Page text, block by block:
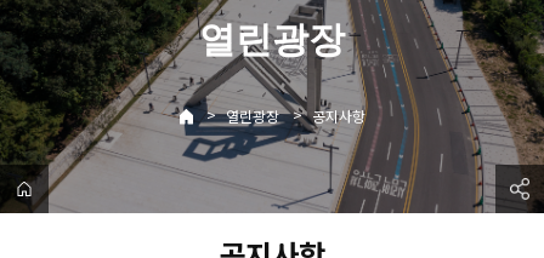
열린광장
> 열린광장 > 공지사항